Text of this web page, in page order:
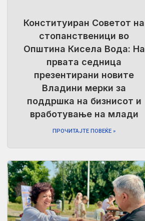
Конституиран Советот на
стопанственици во
Општина Кисела Вода: На
првата седница
презентирани новите
Владини мерки за
поддршка на бизнисот и
вработување на млади
ПРОЧИТАЈТЕ ПОВЕЌЕ »